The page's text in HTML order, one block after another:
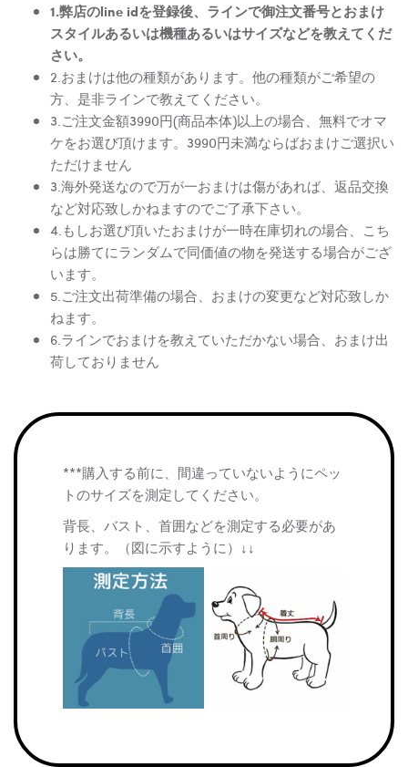
1.弊店のline idを登録後、ラインで御注文番号とおまけ
スタイルあるいは機種あるいはサイズなどを教えてくだ
さい。
2.おまけは他の種類があります。他の種類がご希望の
方、是非ラインで教えてください。
3.ご注文金額3990円(商品本体)以上の場合、無料でオマ
ケをお選び頂けます。3990円未満ならばおまけご選択い
ただけません
3.海外発送なので万が一おまけは傷があれば、返品交換
など対応致しかねますのでご了承下さい。
4.もしお選び頂いたおまけが一時在庫切れの場合、こち
らは勝てにランダムで同価値の物を発送する場合がござ
います。
5.ご注文出荷準備の場合、おまけの変更など対応致しか
ねます。
6.ラインでおまけを教えていただかない場合、おまけ出
荷しておりません
***購入する前に、間違っていないようにペッ
トのサイズを測定してください。
背長、バスト、首囲などを測定する必要があ
ります。（図に示すように）↓↓